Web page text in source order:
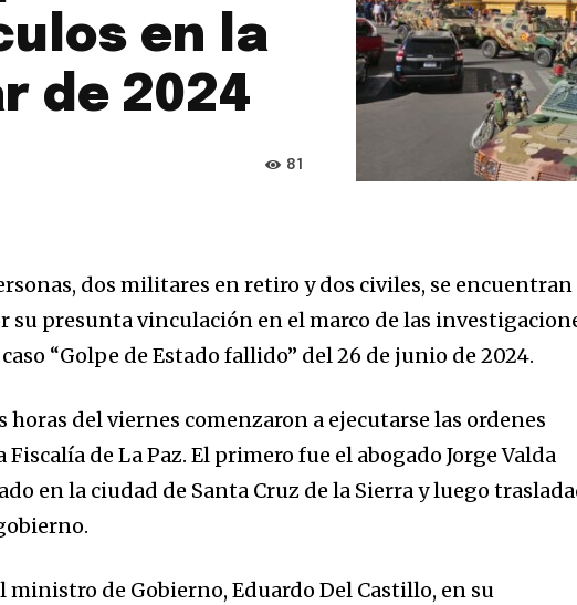
en la
de 2024
81
dos militares en retiro y dos civiles, se encuentran
su presunta vinculación en el marco de las
“Golpe de Estado fallido” del 26 de junio de 2024.
horas del viernes comenzaron a ejecutarse las ordenes
de La Paz. El primero fue el abogado Jorge Valda
en la ciudad de Santa Cruz de la Sierra y luego
ministro de Gobierno, Eduardo Del Castillo, en su